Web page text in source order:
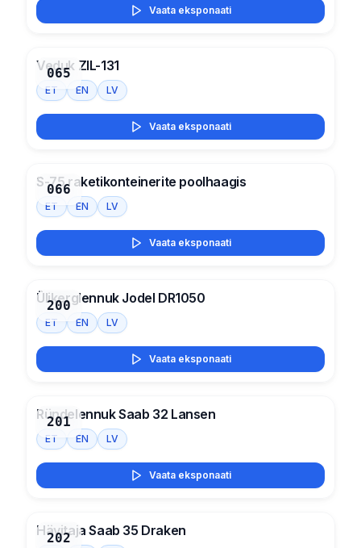
Vaata eksponaati
065
Veduk ZIL-131
ET EN LV
Vaata eksponaati
066
S-75 raketikonteinerite poolhaagis
ET EN LV
Vaata eksponaati
200
Ülikerglennuk Jodel DR1050
ET EN LV
Vaata eksponaati
201
Ründelennuk Saab 32 Lansen
ET EN LV
Vaata eksponaati
202
Hävitaja Saab 35 Draken